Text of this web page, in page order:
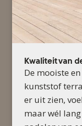
Kwaliteit van
De mooiste
kunststof
er uit zien,
maar wél